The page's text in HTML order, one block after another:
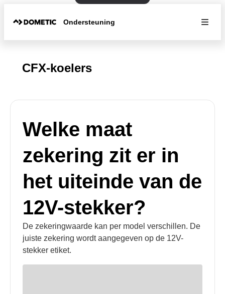
Ondersteuning
CFX-koelers
Welke maat
zekering zit er in
het uiteinde van de
12V-stekker?
De zekeringwaarde kan per model verschillen. De
juiste zekering wordt aangegeven op de 12V-
stekker etiket.